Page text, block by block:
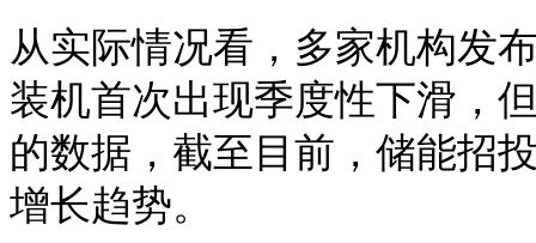
从实际情况看，多家机构发
装机首次出现季度性下滑，
的数据，截至目前，储能招
增长趋势。